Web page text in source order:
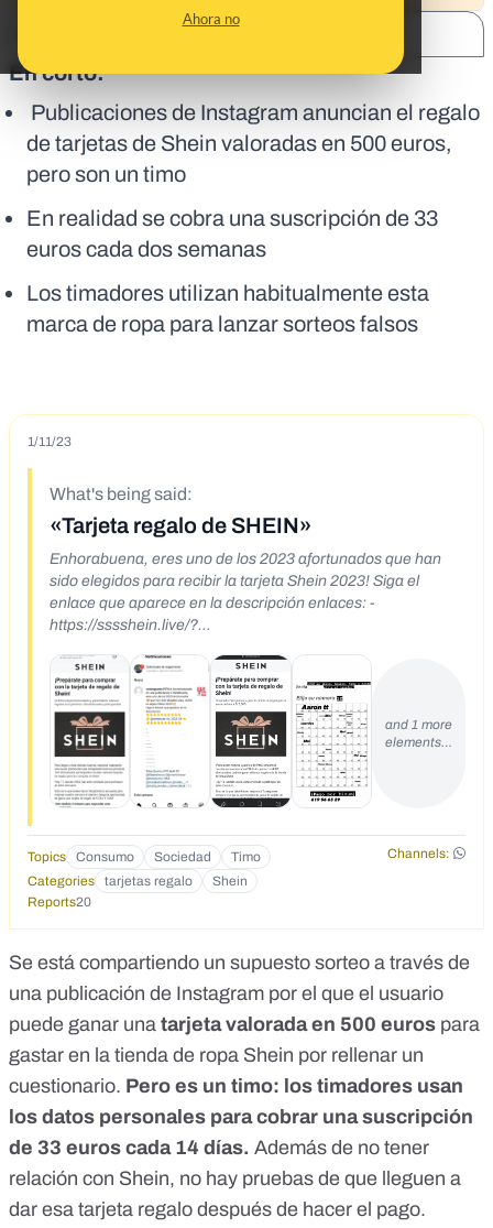
Ahora no
En corto:
Publicaciones de Instagram anuncian el regalo
de tarjetas de Shein valoradas en 500 euros,
pero son un timo
En realidad se cobra una suscripción de 33
euros cada dos semanas
Los timadores utilizan habitualmente esta
marca de ropa para lanzar sorteos falsos
1/11/23
What's being said:
«Tarjeta regalo de SHEIN»
Enhorabuena, eres uno de los 2023 afortunados que han
sido elegidos para recibir la tarjeta Shein 2023! Siga el
enlace que aparece en la descripción enlaces: -
https://sssshein.live/?
319704614316286&fbclid=PAAabGEsywG3x4j_5TOIc1wGI
4pNq1F0g-BWVK4CIXfp-
qZNf7yxbWgnNctCg_aem_AW0i3OSn7bmxKb-
N3cXaPcVvLeXNGYM3RITG501GBElgLxlflq-TCxvX-
NFwdWeJju5RHI13pFaGgcy4y91louF_
and 1 more
elements…
Topics Consumo Sociedad Timo
Channels:
Categories
tarjetas regalo
Shein
Reports20
Se está compartiendo un supuesto sorteo a través de
una publicación de Instagram por el que el usuario
puede ganar una tarjeta valorada en 500 euros para
gastar en la tienda de ropa Shein por rellenar un
cuestionario. Pero es un timo: los timadores usan
los datos personales para cobrar una suscripción
de 33 euros cada 14 días. Además de no tener
relación con Shein, no hay pruebas de que lleguen a
dar esa tarjeta regalo después de hacer el pago.